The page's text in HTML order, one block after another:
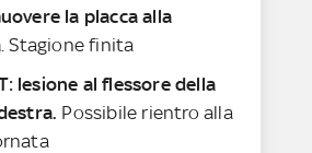
la placca alla
. Stagione finita
lesione al flessore della
Possibile rientro alla